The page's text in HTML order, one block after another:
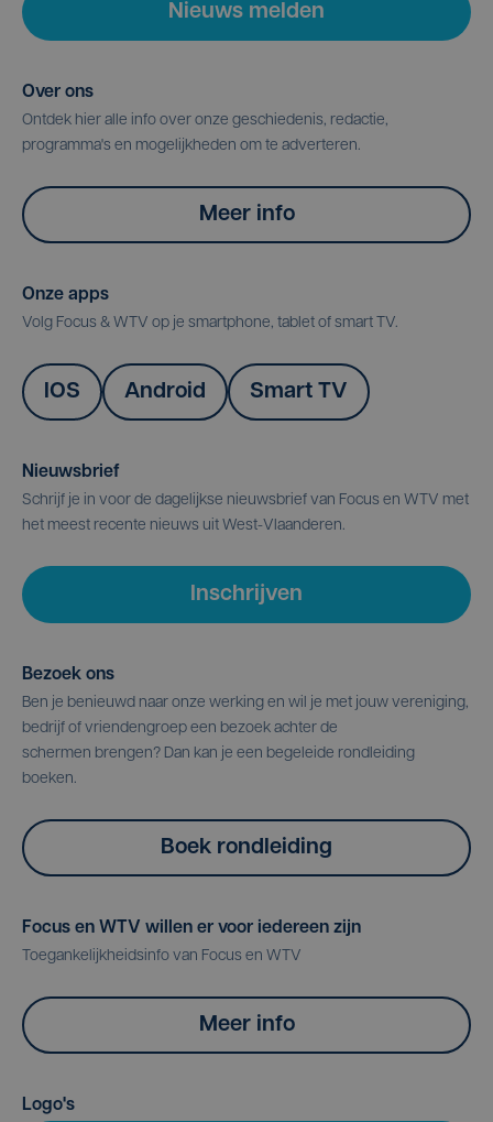
Nieuws melden
Over ons
Ontdek hier alle info over onze geschiedenis, redactie,
programma's en mogelijkheden om te adverteren.
Meer info
Onze apps
Volg Focus & WTV op je smartphone, tablet of smart TV.
IOS Android Smart TV
Nieuwsbrief
Schrijf je in voor de dagelijkse nieuwsbrief van Focus en WTV met
het meest recente nieuws uit West-Vlaanderen.
Inschrijven
Bezoek ons
Ben je benieuwd naar onze werking en wil je met jouw vereniging,
bedrijf of vriendengroep een bezoek achter de
schermen brengen? Dan kan je een begeleide rondleiding
boeken.
Boek rondleiding
Focus en WTV willen er voor iedereen zijn
Toegankelijkheidsinfo van Focus en WTV
Meer info
Logo's